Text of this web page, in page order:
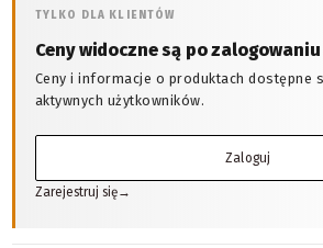
TYLKO DLA KLIENTÓW
Ceny widoczne są po zalogowaniu
Ceny i informacje o produktach dostępne
aktywnych użytkowników.
Zaloguj
Zarejestruj się→